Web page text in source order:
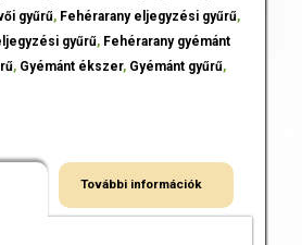
gyűrű, Fehérarany eljegyzési gyűrű,
gyűrű, Fehérarany gyémánt
, Gyémánt ékszer, Gyémánt gyűrű,
További információk